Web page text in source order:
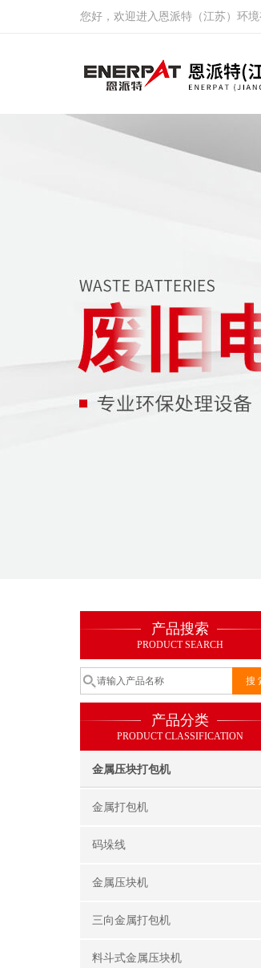
您好，欢迎进入恩派特（江苏）环境
产品搜索
PRODUCT SEARCH
产品分类
PRODUCT CLASSIFICATION
金属压块打包机
金属打包机
码垛线
金属压块机
三向金属打包机
料斗式金属压块机